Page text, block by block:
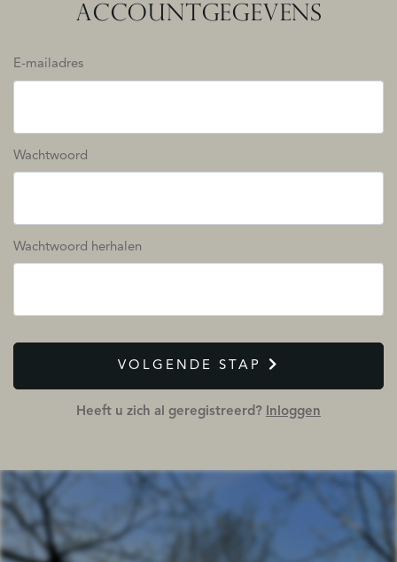
ACCOUNTGEGEVENS
E-mailadres
Wachtwoord
Wachtwoord herhalen
VOLGENDE STAP
Heeft u zich al geregistreerd? Inloggen